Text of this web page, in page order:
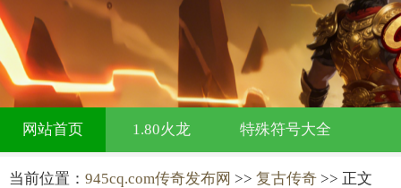
网站首页 1.80火龙 特殊符号大全
当前位置： 945cq.com传奇发布网 >> 复古传奇 >> 正文